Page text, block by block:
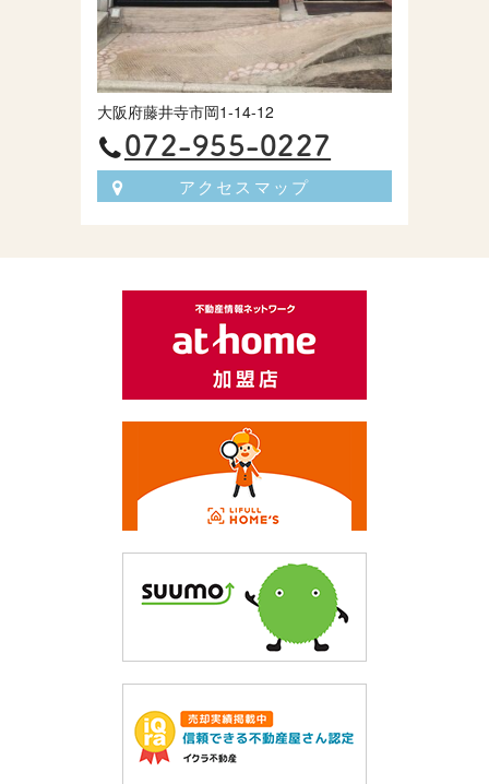
大阪府藤井寺市岡1-14-12
072-955-0227
アクセスマップ